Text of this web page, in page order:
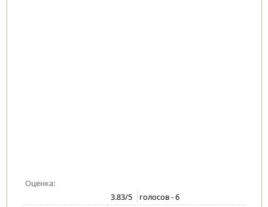
Оценка:
3.83/5 голосов -6